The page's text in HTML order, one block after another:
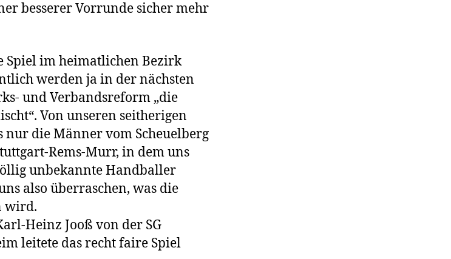
besserer Vorrunde sicher mehr
Spiel im heimatlichen Bezirk
werden ja in der nächsten
und Verbandsreform „die
Von unseren seitherigen
nur die Männer vom Scheuelberg
Rems-Murr, in dem uns
unbekannte Handballer
also überraschen, was die
wird.
Heinz Jooß von der SG
leitete das recht faire Spiel